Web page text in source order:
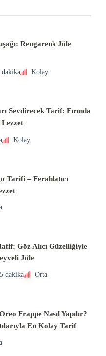
Rengarenk Jöle
dakika Kolay
Sevdirecek Tarif: Fırında
Kolay
Tarifi – Ferahlatıcı
Göz Alıcı Güzelliğiyle
Jöle
dakika Orta
Frappe Nasıl Yapılır?
En Kolay Tarif